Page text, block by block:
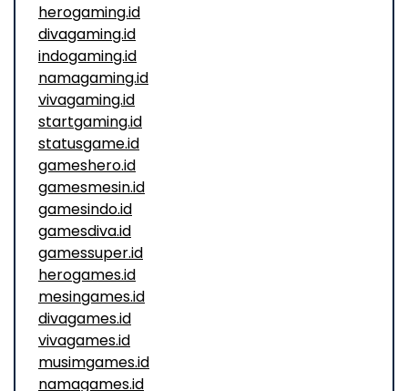
herogaming.id
divagaming.id
indogaming.id
namagaming.id
vivagaming.id
startgaming.id
statusgame.id
gameshero.id
gamesmesin.id
gamesindo.id
gamesdiva.id
gamessuper.id
herogames.id
mesingames.id
divagames.id
vivagames.id
musimgames.id
namagames.id